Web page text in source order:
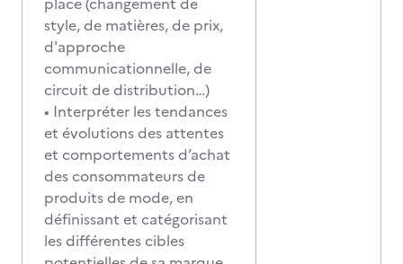
style, de matières, de prix,
d'approche
communicationnelle, de
circuit de distribution…)
• Interpréter les tendances
et évolutions des attentes
et comportements d’achat
des consommateurs de
produits de mode, en
définissant et catégorisant
les différentes cibles